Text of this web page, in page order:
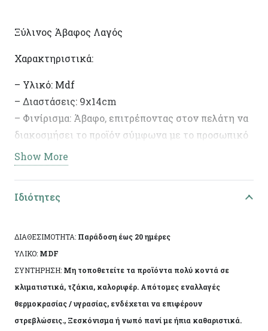
Ξύλινος Άβαφος Λαγός
Χαρακτηριστικά:
– Υλικό: Mdf
– Διαστάσεις: 9χ14cm
– Φινίρισμα: Άβαφο, επιτρέποντας στον πελάτη να
διακοσμήσει το προϊόν σύμφωνα με το προσωπικό
του γούστο.
– Ιδανικό για DIY έργα και διακοσμητικές
Show More
Ιδιότητες
ΔΙΑΘΕΣΙΜΟΤΗΤΑ: Παράδοση έως 20 ημέρες
ΥΛΙΚΟ: MDF
ΣΥΝΤΗΡΗΣΗ: Μη τοποθετείτε τα προϊόντα πολύ κοντά σε
κλιματιστικά, τζάκια, καλοριφέρ. Απότομες εναλλαγές
θερμοκρασίας / υγρασίας, ενδέχεται να επιφέρουν
στρεβλώσεις., Ξεσκόνισμα ή νωπό πανί με ήπια καθαριστικά.